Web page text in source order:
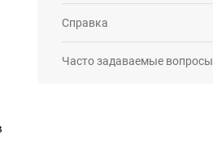
Справка
Часто задаваемые вопросы